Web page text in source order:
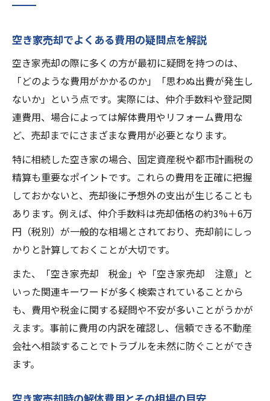
空き家売却でよくある費用の疑問点を解説
空き家売却の際に多くの方が最初に疑問を持つのは、
「どのような費用がかかるのか」「思わぬ出費が発生し
ないか」という点です。実際には、仲介手数料や登記関
連費用、場合によっては解体費用やリフォーム費用な
ど、売却までにさまざまな費用が必要となります。
特に相続した空き家の場合、固定資産税や都市計画税の
精算も重要なポイントです。これらの費用を正確に把握
しておかないと、売却後に予想外の支出が生じることも
あります。例えば、仲介手数料は売却価格の約3%＋6万
円（税別）が一般的な相場とされており、売却前にしっ
かりと計算しておくことが大切です。
また、「空き家売却 税金」や「空き家売却 注意」と
いった関連キーワードが多く検索されていることから
も、費用や税金に関する疑問や不安が多いことがうかが
えます。事前に費用の内訳を確認し、信頼できる不動産
会社へ相談することでトラブルを未然に防ぐことができ
ます。